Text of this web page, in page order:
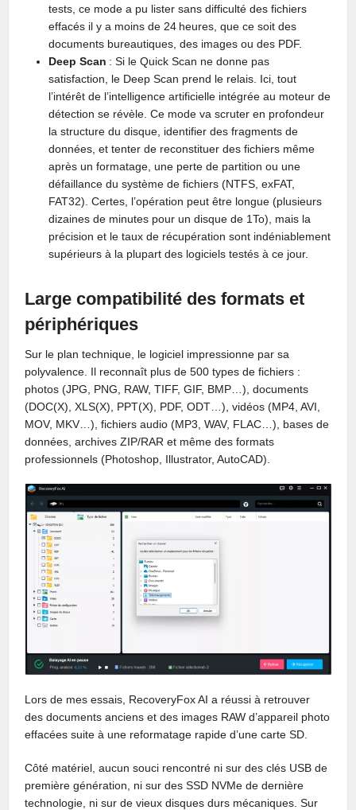
tests, ce mode a pu lister sans difficulté des fichiers
effacés il y a moins de 24 heures, que ce soit des
documents bureautiques, des images ou des PDF.
Deep Scan : Si le Quick Scan ne donne pas
satisfaction, le Deep Scan prend le relais. Ici, tout
l’intérêt de l’intelligence artificielle intégrée au moteur de
détection se révèle. Ce mode va scruter en profondeur
la structure du disque, identifier des fragments de
données, et tenter de reconstituer des fichiers même
après un formatage, une perte de partition ou une
défaillance du système de fichiers (NTFS, exFAT,
FAT32). Certes, l’opération peut être longue (plusieurs
dizaines de minutes pour un disque de 1To), mais la
précision et le taux de récupération sont indéniablement
supérieurs à la plupart des logiciels testés à ce jour.
Large compatibilité des formats et
périphériques
Sur le plan technique, le logiciel impressionne par sa
polyvalence. Il reconnaît plus de 500 types de fichiers :
photos (JPG, PNG, RAW, TIFF, GIF, BMP…), documents
(DOC(X), XLS(X), PPT(X), PDF, ODT…), vidéos (MP4, AVI,
MOV, MKV…), fichiers audio (MP3, WAV, FLAC…), bases de
données, archives ZIP/RAR et même des formats
professionnels (Photoshop, Illustrator, AutoCAD).
Lors de mes essais, RecoveryFox AI a réussi à retrouver
des documents anciens et des images RAW d’appareil photo
effacées suite à une reformatage rapide d’une carte SD.
Côté matériel, aucun souci rencontré ni sur des clés USB de
première génération, ni sur des SSD NVMe de dernière
technologie, ni sur de vieux disques durs mécaniques. Sur